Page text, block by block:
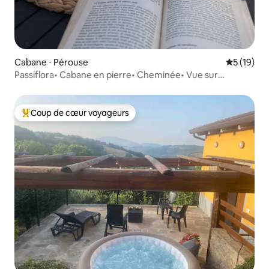
Cabane ⋅ Pérouse
5 (19)
Passiflora• Cabane en pierre• Cheminée• Vue sur
Coups de cœur voyageurs les plus appréciés
Coup de cœur voyageurs